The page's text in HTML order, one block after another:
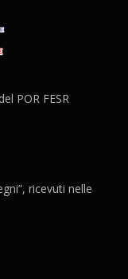
POR FESR
ricevuti nelle